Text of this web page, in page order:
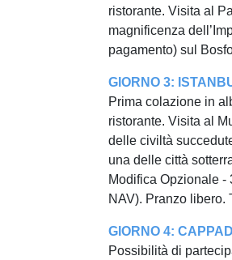
ristorante. Visita al
magnificenza
pagamento) sul
GIORNO 3:
Prima colazione in
ristorante. Visita al
delle civiltà
una delle città
Modifica Opzionale
NAV). Pranzo libero.
GIORNO 4:
Possibilità di